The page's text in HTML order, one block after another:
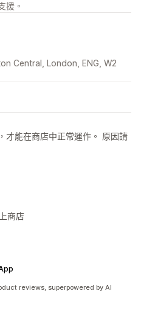
援。
Central, London, ENG, W2
才能在商店中正常運作。 原因請
商店
reviews, superpowered by AI